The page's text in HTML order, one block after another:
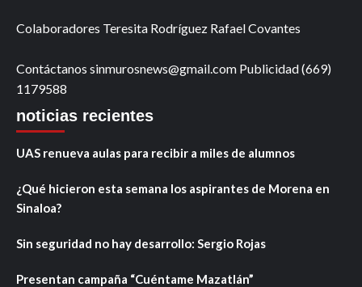
Colaboradores Teresita Rodríguez Rafael Covantes
Contáctanos sinmurosnews@gmail.com Publicidad (669)
1179588
noticias recientes
UAS renueva aulas para recibir a miles de alumnos
¿Qué hicieron esta semana los aspirantes de Morena en
Sinaloa?
Sin seguridad no hay desarrollo: Sergio Rojas
Presentan campaña “Cuéntame Mazatlán”